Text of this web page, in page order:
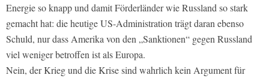
Energie so knapp und damit Förderländer wie Russland so stark
gemacht hat: die heutige US-Administration trägt daran ebenso
Schuld, nur dass Amerika von den „Sanktionen“ gegen Russland
viel weniger betroffen ist als Europa.
Nein, der Krieg und die Krise sind wahrlich kein Argument für